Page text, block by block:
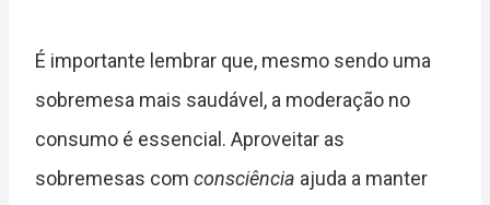
É importante lembrar que, mesmo sendo uma
sobremesa mais saudável, a moderação no
consumo é essencial. Aproveitar as
sobremesas com consciência ajuda a manter